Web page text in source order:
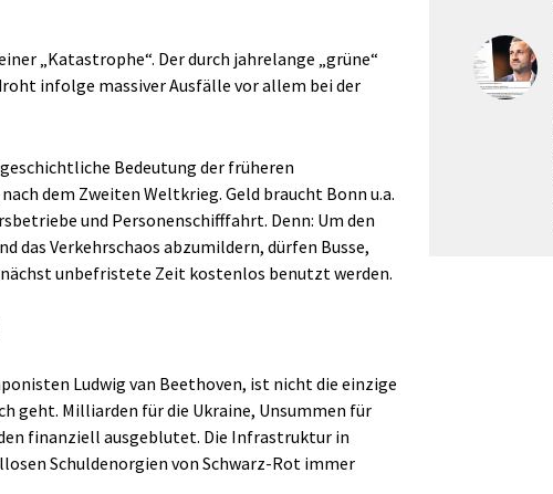
„Katastrophe“. Der durch jahrelange „grüne“
infolge massiver Ausfälle vor allem bei der
Bedeutung der früheren
dem Zweiten Weltkrieg. Geld braucht Bonn u.a.
und Personenschifffahrt. Denn: Um den
das Verkehrschaos abzumildern, dürfen Busse,
unbefristete Zeit kostenlos benutzt werden.
Ludwig van Beethoven, ist nicht die einzige
geht. Milliarden für die Ukraine, Unsummen für
finanziell ausgeblutet. Die Infrastruktur in
Schuldenorgien von Schwarz-Rot immer